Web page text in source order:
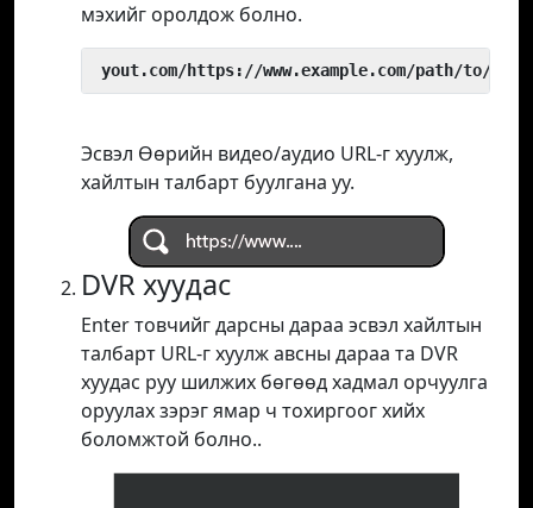
мэхийг оролдож болно.
yout.com/https://www.example.com/path/to/
Эсвэл Өөрийн видео/аудио URL-г хуулж,
хайлтын талбарт буулгана уу.
DVR хуудас
Enter товчийг дарсны дараа эсвэл хайлтын
талбарт URL-г хуулж авсны дараа та DVR
хуудас руу шилжих бөгөөд хадмал орчуулга
оруулах зэрэг ямар ч тохиргоог хийх
боломжтой болно..